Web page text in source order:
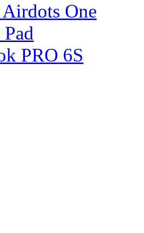
One
PRO 6S